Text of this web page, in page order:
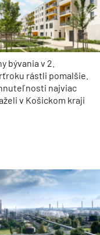
bývania v 2.
rástli pomalšie.
najviac
v Košickom kraji